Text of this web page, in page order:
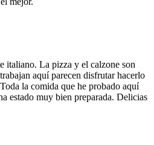
italiano. La pizza y el calzone son
aquí parecen disfrutar hacerlo
la comida que he probado aquí
estado muy bien preparada. Delicias